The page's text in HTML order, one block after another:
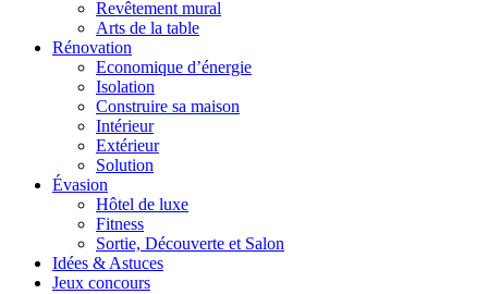
Revêtement mural
Arts de la table
Rénovation
Economique d’énergie
Isolation
Construire sa maison
Intérieur
Extérieur
Solution
Évasion
Hôtel de luxe
Fitness
Sortie, Découverte et Salon
Idées & Astuces
Jeux concours